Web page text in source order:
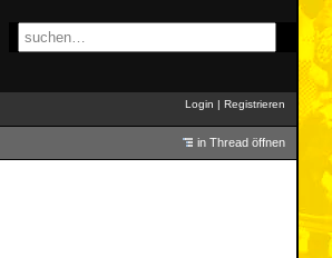
Login | Registrieren
in Thread öffnen